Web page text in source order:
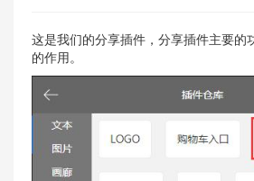
这是我们的分享插件，分享插件主要的
的作用。